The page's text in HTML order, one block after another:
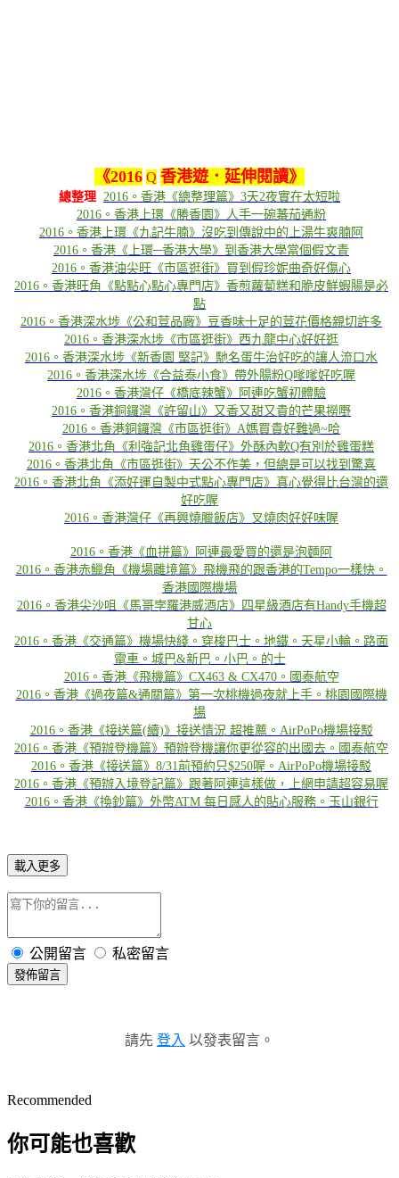
《2016 Q 香港遊．延伸閱讀》
總整理 2016。香港《總整理篇》3天2夜實在太短啦
2016。香港上環《勝香園》人手一碗蕃茄通粉
2016。香港上環《九記牛腩》沒吃到傳說中的上湯牛爽腩阿
2016。香港《上環─香港大學》到香港大學當個假文青
2016。香港油尖旺《市區逛街》買到假珍妮曲奇好傷心
2016。香港旺角《點點心點心專門店》香煎蘿蔔糕和脆皮鮮蝦腸是必
點
2016。香港深水埗《公和荳品廠》豆香味十足的荳花價格親切許多
2016。香港深水埗《市區逛街》西九龍中心好好逛
2016。香港深水埗《新香園 堅記》馳名蛋牛治好吃的讓人流口水
2016。香港深水埗《合益泰小食》帶外腸粉Q嗲嗲好吃喔
2016。香港灣仔《橋底辣蟹》阿連吃蟹初體驗
2016。香港銅鑼灣《許留山》又香又甜又貴的芒果撈嘢
2016。香港銅鑼灣《市區逛街》A媽買貴好難過~哈
2016。香港北角《利強記北角雞蛋仔》外酥內軟Q有別於雞蛋糕
2016。香港北角《市區逛街》天公不作美，但總是可以找到驚喜
2016。香港北角《添好運自製中式點心專門店》真心覺得比台灣的還
好吃喔
2016。香港灣仔《再興燒臘飯店》叉燒肉好好味喔
2016。香港《血拼篇》阿連最愛買的還是泡麵阿
2016。香港赤鱲角《機場離境篇》飛機飛的跟香港的Tempo一樣快。
香港國際機場
2016。香港尖沙咀《馬哥孛羅港威酒店》四星級酒店有Handy手機超
甘心
2016。香港《交通篇》機場快綫。穿梭巴士。地鐵。天星小輪。路面
電車。城巴&新巴。小巴。的士
2016。香港《飛機篇》CX463 & CX470。國泰航空
2016。香港《過夜篇&通關篇》第一次桃機過夜就上手。桃園國際機
場
2016。香港《接送篇(續)》接送情況 超推薦。AirPoPo機場接駁
2016。香港《預辦登機篇》預辦登機讓你更從容的出國去。國泰航空
2016。香港《接送篇》8/31前預約只$250喔。AirPoPo機場接駁
2016。香港《預辦入境登記篇》跟著阿連這樣做，上網申請超容易喔
2016。香港《換鈔篇》外幣ATM 每日感人的貼心服務。玉山銀行
載入更多
公開留言 私密留言
發佈留言
請先 登入 以發表留言。
Recommended
你可能也喜歡